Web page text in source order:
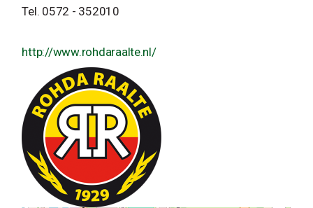
Tel. 0572 - 352010
http://www.rohdaraalte.nl/